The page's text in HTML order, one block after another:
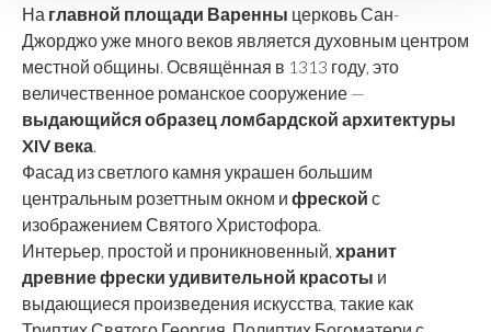
На главной площади Варенны церковь Сан-
Джорджо уже много веков является духовным центром
местной общины. Освящённая в 1313 году, это
величественное романское сооружение —
выдающийся образец ломбардской архитектуры
XIV века.
Фасад из светлого камня украшен большим
центральным розеттным окном и фреской с
изображением Святого Христофора.
Интерьер, простой и проникновенный, хранит
древние фрески удивительной красоты и
выдающиеся произведения искусства, такие как